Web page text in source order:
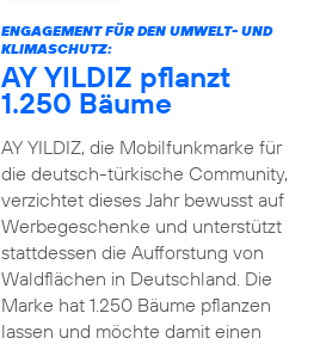
ENGAGEMENT FÜR DEN UMWELT- UND
KLIMASCHUTZ:
AY YILDIZ pflanzt
1.250 Bäume
AY YILDIZ, die Mobilfunkmarke für
die deutsch-türkische Community,
verzichtet dieses Jahr bewusst auf
Werbegeschenke und unterstützt
stattdessen die Aufforstung von
Waldflächen in Deutschland. Die
Marke hat 1.250 Bäume pflanzen
lassen und möchte damit einen